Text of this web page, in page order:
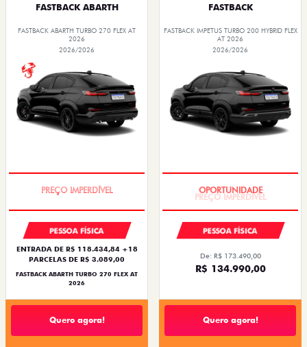
FASTBACK ABARTH
FASTBACK ABARTH TURBO 270 FLEX AT
2026
2026/2026
PESSOA FÍSICA
ENTRADA DE R$ 118.434,84 +18
PARCELAS DE R$ 3.089,00
FASTBACK ABARTH TURBO 270 FLEX AT
2026
Quero agora!
FASTBACK
FASTBACK IMPETUS TURBO 200 HYBRID FLEX
AT 2026
2026/2026
PESSOA FÍSICA
De: R$ 173.490,00
R$ 134.990,00
Quero agora!